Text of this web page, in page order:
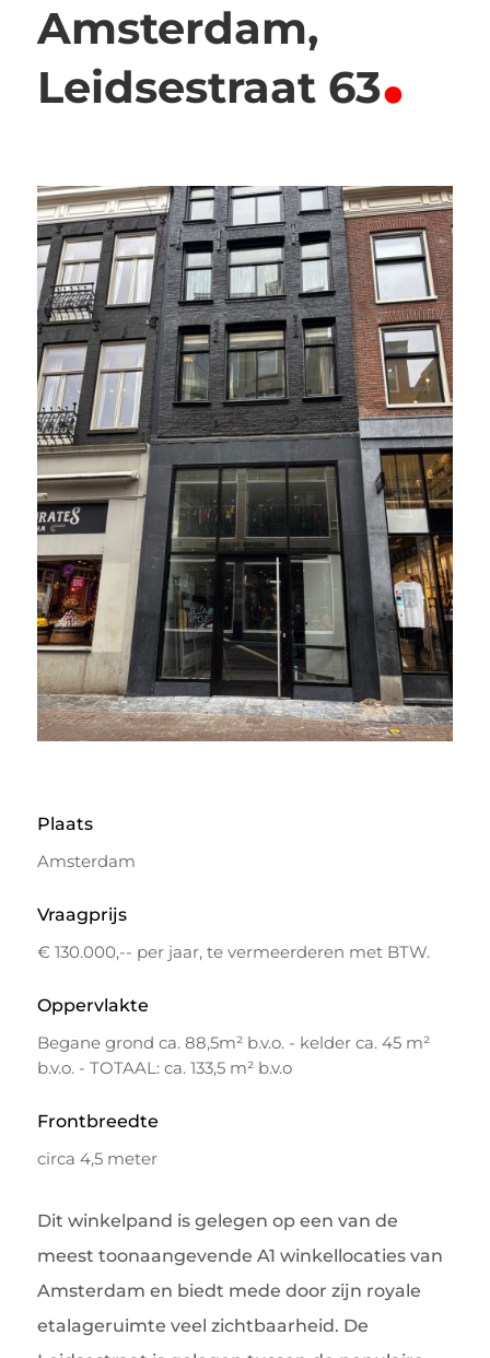
Amsterdam,
Leidsestraat 63.
Plaats
Amsterdam
Vraagprijs
€ 130.000,-- per jaar, te vermeerderen met BTW.
Oppervlakte
Begane grond ca. 88,5m² b.v.o. - kelder ca. 45 m²
b.v.o. - TOTAAL: ca. 133,5 m² b.v.o
Frontbreedte
circa 4,5 meter
Dit winkelpand is gelegen op een van de
meest toonaangevende A1 winkellocaties van
Amsterdam en biedt mede door zijn royale
etalageruimte veel zichtbaarheid. De